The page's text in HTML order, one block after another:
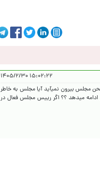
۱۵:۰۲:۲۲ ۱۴۰۵/۲/۳۰
مجلس بیرون نمیآید آیا مجلس به خاطر
میدهد ؟؟ اگر رییس مجلس فعال در